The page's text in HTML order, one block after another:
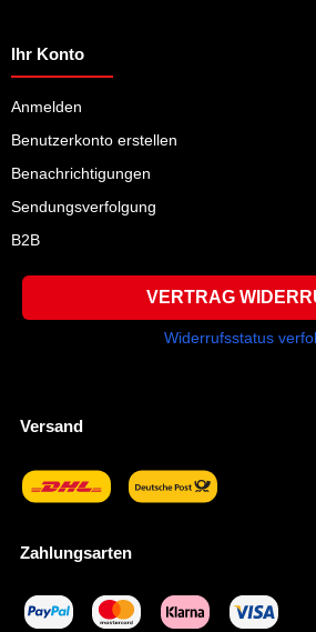
Ihr Konto
Anmelden
Benutzerkonto erstellen
Benachrichtigungen
Sendungsverfolgung
B2B
VERTRAG
Widerrufsstatus
Versand
Zahlungsarten